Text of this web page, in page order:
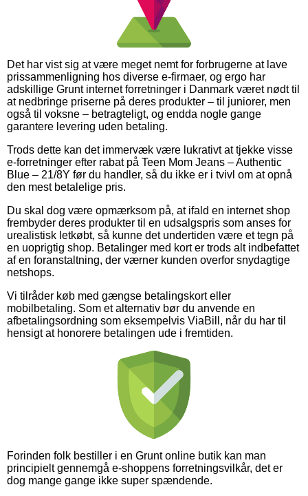
Det har vist sig at være meget nemt for forbrugerne at lave
prissammenligning hos diverse e-firmaer, og ergo har
adskillige Grunt internet forretninger i Danmark været nødt til
at nedbringe priserne på deres produkter – til juniorer, men
også til voksne – betragteligt, og endda nogle gange
garantere levering uden betaling.
Trods dette kan det immervæk være lukrativt at tjekke visse
e-forretninger efter rabat på Teen Mom Jeans – Authentic
Blue – 21/8Y før du handler, så du ikke er i tvivl om at opnå
den mest betalelige pris.
Du skal dog være opmærksom på, at ifald en internet shop
frembyder deres produkter til en udsalgspris som anses for
urealistisk letkøbt, så kunne det undertiden være et tegn på
en uoprigtig shop. Betalinger med kort er trods alt indbefattet
af en foranstaltning, der værner kunden overfor snydagtige
netshops.
Vi tilråder køb med gængse betalingskort eller
mobilbetaling. Som et alternativ bør du anvende en
afbetalingsordning som eksempelvis ViaBill, når du har til
hensigt at honorere betalingen ude i fremtiden.
Forinden folk bestiller i en Grunt online butik kan man
principielt gennemgå e-shoppens forretningsvilkår, det er
dog mange gange ikke super spændende.